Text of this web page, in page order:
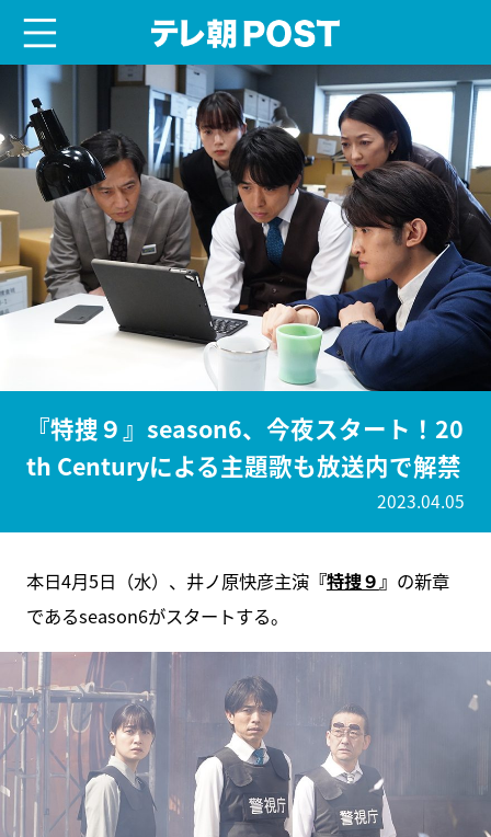
『特捜９』season6、今夜スタート！20
th Centuryによる主題歌も放送内で解禁
2023.04.05
本日4月5日（水）、井ノ原快彦主演『特捜９』 の新章
であるseason6がスタートする。